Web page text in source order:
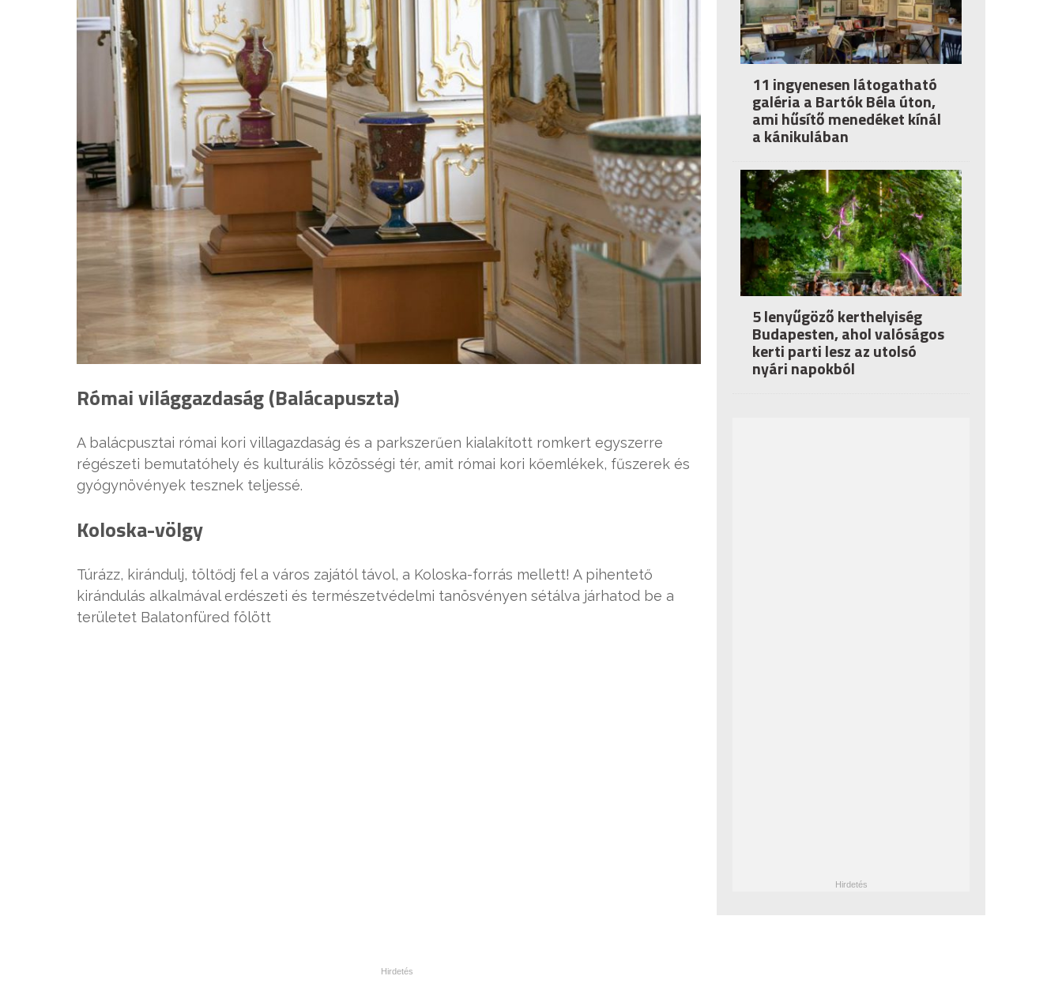
Római világgazdaság (Balácapuszta)
A balácpusztai római kori villagazdaság és a parkszerűen kialakított romkert egyszerre
régészeti bemutatóhely és kulturális közösségi tér, amit római kori kőemlékek, fűszerek és
gyógynövények tesznek teljessé.
Koloska-völgy
Túrázz, kirándulj, töltődj fel a város zajától távol, a Koloska-forrás mellett! A pihentető
kirándulás alkalmával erdészeti és természetvédelmi tanösvényen sétálva járhatod be a
területet Balatonfüred fölött
11 ingyenesen látogatható
galéria a Bartók Béla úton,
ami hűsítő menedéket kínál
a kánikulában
5 lenyűgöző kerthelyiség
Budapesten, ahol valóságos
kerti parti lesz az utolsó
nyári napokból